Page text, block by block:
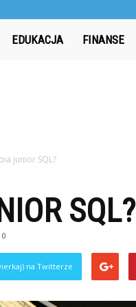
EDUKACJA FINANSE
junior SQL?
SQL?
0
na Twitterze